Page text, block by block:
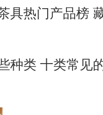
具热门产品榜
种类 十类常见